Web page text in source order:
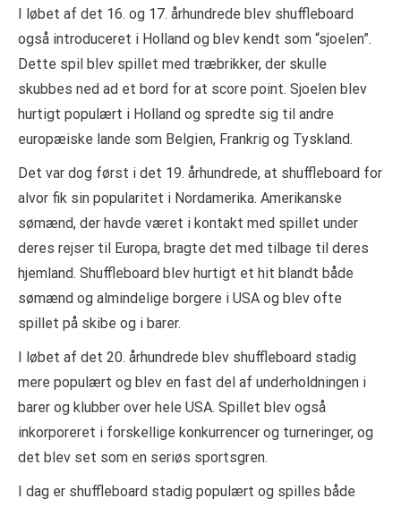
I løbet af det 16. og 17. århundrede blev shuffleboard
også introduceret i Holland og blev kendt som “sjoelen”.
Dette spil blev spillet med træbrikker, der skulle
skubbes ned ad et bord for at score point. Sjoelen blev
hurtigt populært i Holland og spredte sig til andre
europæiske lande som Belgien, Frankrig og Tyskland.
Det var dog først i det 19. århundrede, at shuffleboard for
alvor fik sin popularitet i Nordamerika. Amerikanske
sømænd, der havde været i kontakt med spillet under
deres rejser til Europa, bragte det med tilbage til deres
hjemland. Shuffleboard blev hurtigt et hit blandt både
sømænd og almindelige borgere i USA og blev ofte
spillet på skibe og i barer.
I løbet af det 20. århundrede blev shuffleboard stadig
mere populært og blev en fast del af underholdningen i
barer og klubber over hele USA. Spillet blev også
inkorporeret i forskellige konkurrencer og turneringer, og
det blev set som en seriøs sportsgren.
I dag er shuffleboard stadig populært og spilles både